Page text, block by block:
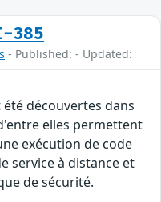
385
- Published: - Updated:
découvertes dans
elles permettent
exécution de code
service à distance et
de sécurité.